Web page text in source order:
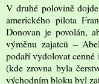
V druhé polovině
amerického pilota
Donovan je povolán,
výměnu zajatců –
podaří vydolovat
(kde zrovna byla
východním bloku byl